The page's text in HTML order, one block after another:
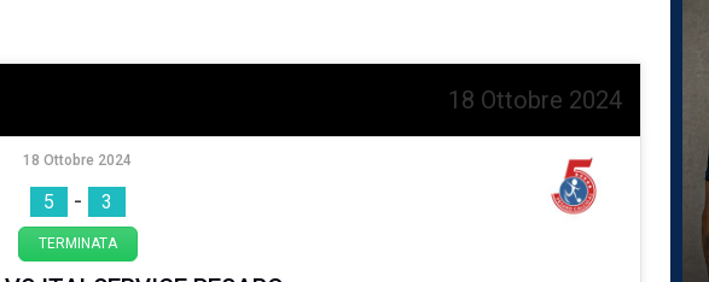
18 Ottobre 2024
18 Ottobre 2024
5 - 3
TERMINATA